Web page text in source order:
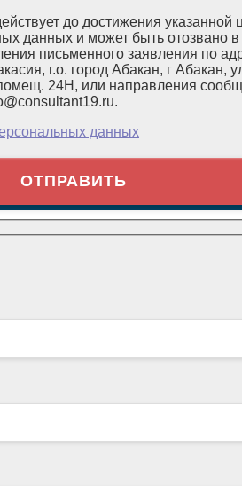
до достижения указанной
данных и может быть отозвано
письменного заявления по
г.о. город Абакан, г Абакан,
24Н, или направления
данных